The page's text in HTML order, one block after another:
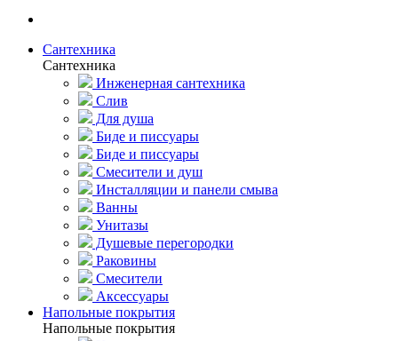
Сантехника
Сантехника
Инженерная сантехника
Слив
Для душа
Биде и писсуары
Биде и писсуары
Смесители и душ
Инсталляции и панели смыва
Ванны
Унитазы
Душевые перегородки
Раковины
Смесители
Аксессуары
Напольные покрытия
Напольные покрытия